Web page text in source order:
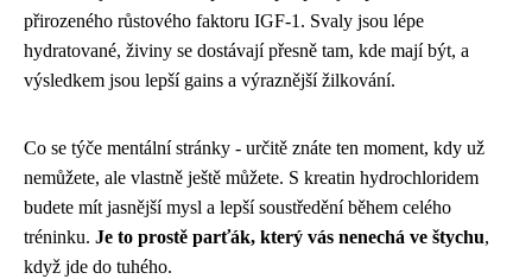
přirozeného růstového faktoru IGF-1. Svaly jsou lépe
hydratované, živiny se dostávají přesně tam, kde mají být, a
výsledkem jsou lepší gains a výraznější žilkování.
Co se týče mentální stránky - určitě znáte ten moment, kdy už
nemůžete, ale vlastně ještě můžete. S kreatin hydrochloridem
budete mít jasnější mysl a lepší soustředění během celého
tréninku. Je to prostě parťák, který vás nenechá ve štychu,
když jde do tuhého.